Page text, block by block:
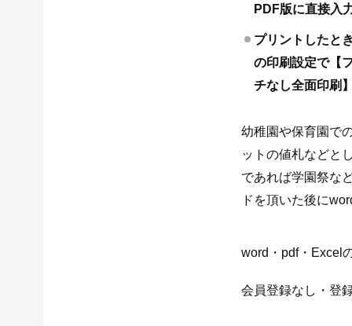
PDF版に直接入
プリントしたと
の印刷設定で【
チなし全面印刷
幼稚園や保育園で
ットの値札などと
であれば学園祭な
ドを頂いた後に
word・pdf・Excel
会員登録なし・登